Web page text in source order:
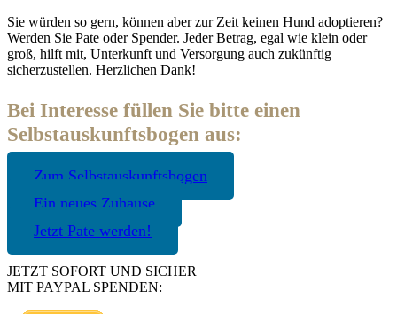
Sie würden so gern, können aber zur Zeit keinen Hund adoptieren?
Werden Sie Pate oder Spender. Jeder Betrag, egal wie klein oder
groß, hilft mit, Unterkunft und Versorgung auch zukünftig
sicherzustellen. Herzlichen Dank!
Bei Interesse füllen Sie bitte einen
Selbstauskunftsbogen aus:
Zum Selbstauskunftsbogen
Ein neues Zuhause
Jetzt Pate werden!
JETZT SOFORT UND SICHER
MIT PAYPAL SPENDEN: